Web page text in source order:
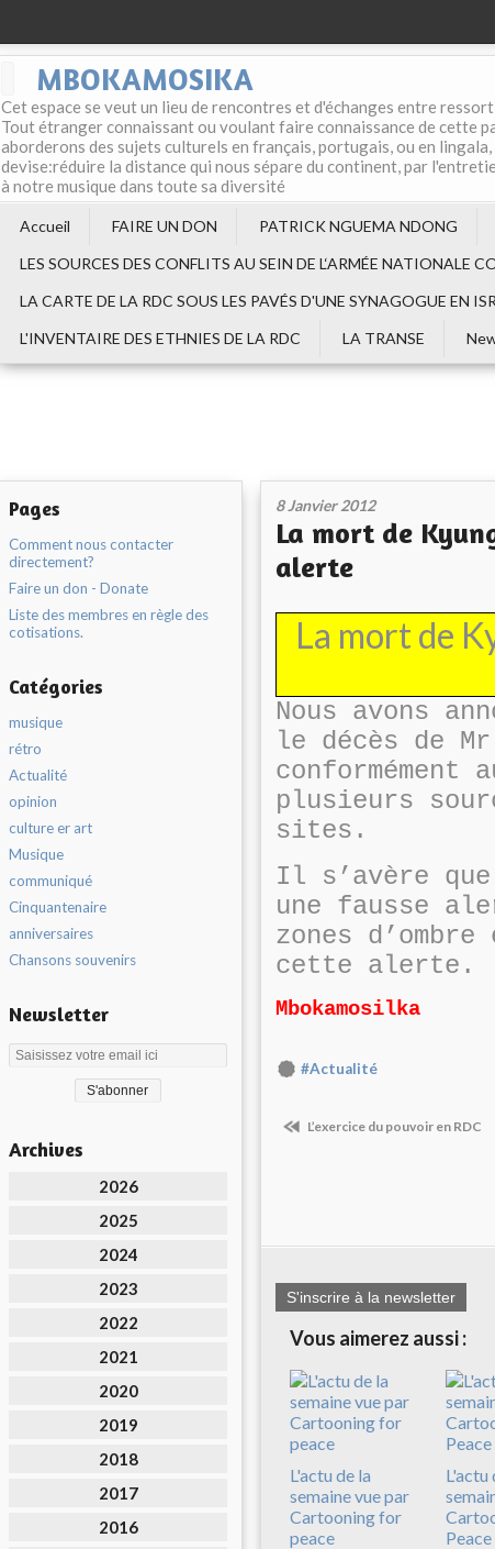
MBOKAMOSIKA
Cet espace se veut un lieu de rencontres et d'échanges entre
Tout étranger connaissant ou voulant faire connaissance de cette
aborderons des sujets culturels en français, portugais, ou en
devise:réduire la distance qui nous sépare du continent, par
à notre musique dans toute sa diversité
Accueil FAIRE UN DON
PATRICK NGUEMA NDONG
LES SOURCES DES CONFLITS AU SEIN DE L‘ARMÉE NATIONALE
LA CARTE DE LA RDC SOUS LES PAVÉS D'UNE SYNAGOGUE EN
L'INVENTAIRE DES ETHNIES DE LA RDC
LA TRANSE
Pages
Comment nous contacter
directement?
Faire un don - Donate
Liste des membres en règle des
cotisations.
Catégories
musique
rétro
Actualité
opinion
culture er art
Musique
communiqué
Cinquantenaire
anniversaires
Chansons souvenirs
Newsletter
Archives
2026
2025
2024
2023
2022
2021
2020
2019
2018
2017
2016
8 Janvier 2012
La mort de
alerte
La mort de
Nous avons
le décès de Mr
conformément
plusieurs
sites.
Il s’avère
une fausse
zones
cette alerte.
Mbokamosilka
#Actualité
L’exercice du pouvoir en RDC
S'inscrire à la newsletter
Vous aimerez aussi :
L'actu de la
semaine vue par
Cartooning for
peace
L'actu
Peace